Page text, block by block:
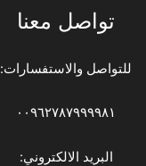
تواصل معنا
للتواصل والاستفسارات:
٠٠٩٦٢٧٨٧٩٩٩٩٨١
البريد الالكتروني: